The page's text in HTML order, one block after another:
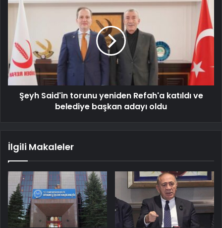
Şeyh Said'in torunu yeniden Refah'a katıldı ve
belediye başkan adayı oldu
İlgili Makaleler